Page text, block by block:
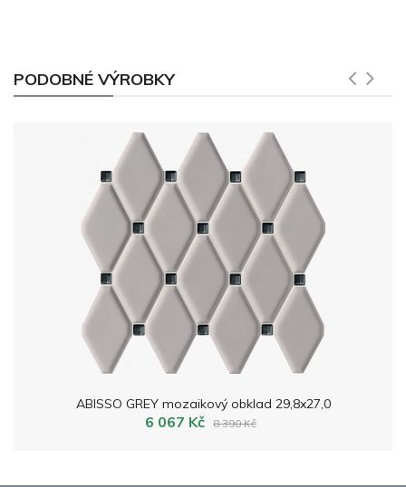
PODOBNÉ VÝROBKY
ABISSO GREY mozaikový obklad 29,8x27,0
6 067 Kč 8 390 Kč